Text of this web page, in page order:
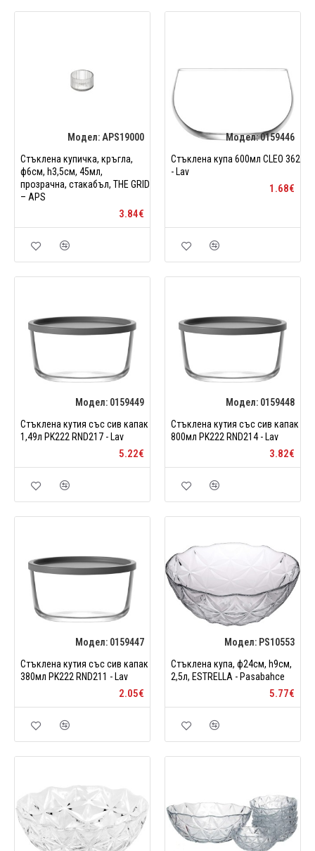
Модел: APS19000
Стъклена купичка, кръгла,
ф6см, h3,5см, 45мл,
прозрачна, стакабъл, THE GRID
– APS
3.84€
Модел:0159446
Стъклена купа 600мл CLEO 362
- Lav
1.68€
Модел: 0159449
Стъклена кутия със сив капак
1,49л PK222 RND217 - Lav
5.22€
Модел: 0159448
Стъклена кутия със сив капак
800мл PK222 RND214 - Lav
3.82€
Модел: 0159447
Стъклена кутия със сив капак
380мл PK222 RND211 - Lav
2.05€
Модел: PS10553
Стъклена купа, ф24см, h9см,
2,5л, ESTRELLA - Pasabahce
5.77€